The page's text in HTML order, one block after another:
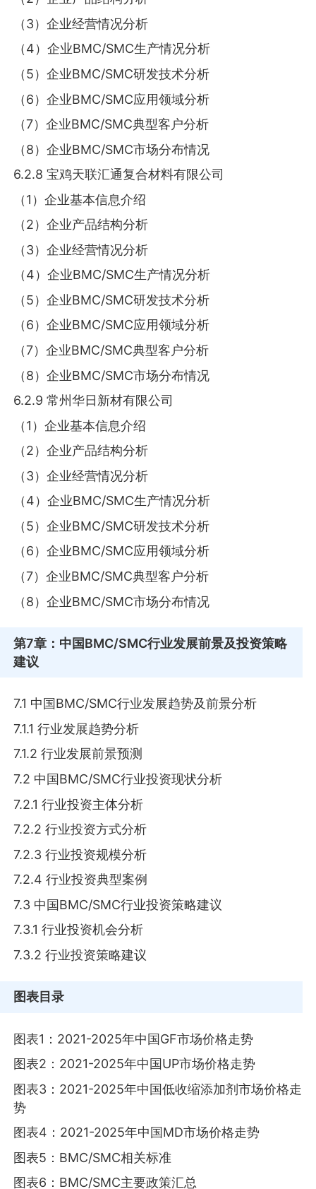
（3）企业经营情况分析
（4）企业BMC/SMC生产情况分析
（5）企业BMC/SMC研发技术分析
（6）企业BMC/SMC应用领域分析
（7）企业BMC/SMC典型客户分析
（8）企业BMC/SMC市场分布情况
6.2.8 宝鸡天联汇通复合材料有限公司
（1）企业基本信息介绍
（2）企业产品结构分析
（3）企业经营情况分析
（4）企业BMC/SMC生产情况分析
（5）企业BMC/SMC研发技术分析
（6）企业BMC/SMC应用领域分析
（7）企业BMC/SMC典型客户分析
（8）企业BMC/SMC市场分布情况
6.2.9 常州华日新材有限公司
（1）企业基本信息介绍
（2）企业产品结构分析
（3）企业经营情况分析
（4）企业BMC/SMC生产情况分析
（5）企业BMC/SMC研发技术分析
（6）企业BMC/SMC应用领域分析
（7）企业BMC/SMC典型客户分析
（8）企业BMC/SMC市场分布情况
第7章 ：中国BMC/SMC行业发展前景及投资策略
建议
7.1 中国BMC/SMC行业发展趋势及前景分析
7.1.1 行业发展趋势分析
7.1.2 行业发展前景预测
7.2 中国BMC/SMC行业投资现状分析
7.2.1 行业投资主体分析
7.2.2 行业投资方式分析
7.2.3 行业投资规模分析
7.2.4 行业投资典型案例
7.3 中国BMC/SMC行业投资策略建议
7.3.1 行业投资机会分析
7.3.2 行业投资策略建议
图表目录
图表1：2021-2025年中国GF市场价格走势
图表2：2021-2025年中国UP市场价格走势
图表3：2021-2025年中国低收缩添加剂市场价格走
势
图表4：2021-2025年中国MD市场价格走势
图表5：BMC/SMC相关标准
图表6：BMC/SMC主要政策汇总